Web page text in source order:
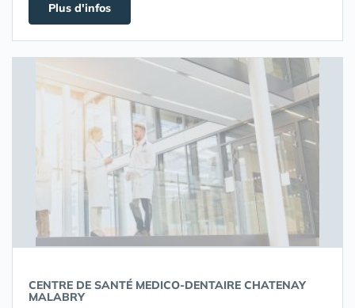
Plus d'infos
CENTRE DE SANTÉ MEDICO-DENTAIRE CHATENAY
MALABRY